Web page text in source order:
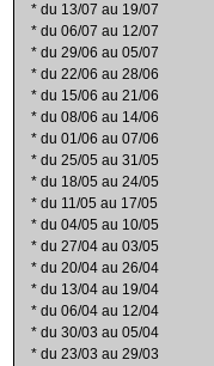
* du 13/07 au 19/07
* du 06/07 au 12/07
* du 29/06 au 05/07
* du 22/06 au 28/06
* du 15/06 au 21/06
* du 08/06 au 14/06
* du 01/06 au 07/06
* du 25/05 au 31/05
* du 18/05 au 24/05
* du 11/05 au 17/05
* du 04/05 au 10/05
* du 27/04 au 03/05
* du 20/04 au 26/04
* du 13/04 au 19/04
* du 06/04 au 12/04
* du 30/03 au 05/04
* du 23/03 au 29/03